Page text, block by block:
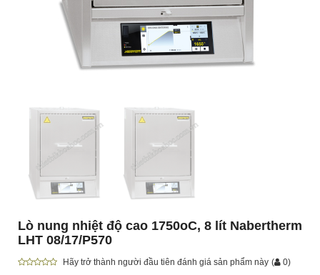
Lò nung nhiệt độ cao 1750oC, 8 lít Nabertherm
LHT 08/17/P570
Hãy trở thành người đầu tiên đánh giá sản phẩm này ( 0)